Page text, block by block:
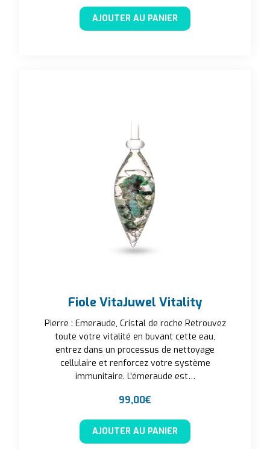
AJOUTER AU PANIER
Fiole VitaJuwel Vitality
Pierre : Emeraude, Cristal de roche Retrouvez
toute votre vitalité en buvant cette eau,
entrez dans un processus de nettoyage
cellulaire et renforcez votre système
immunitaire. L'émeraude est…
99,00€
AJOUTER AU PANIER